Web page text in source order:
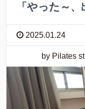
「やった～
2025.01.24
by Pilates